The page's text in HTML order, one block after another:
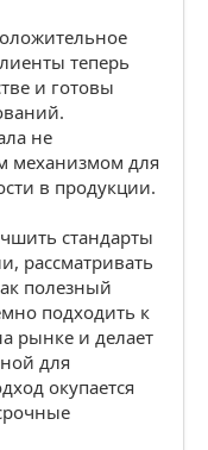
теперь
и готовы
не
механизмом для
в продукции.
стандарты
рассматривать
полезный
подходить к
рынке и делает
для
окупается